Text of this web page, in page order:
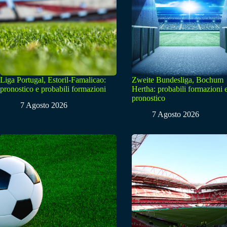
Liga Portugal, Estoril-Famalicao:
pronostico e probabili formazioni
7 Agosto 2026
Zweite Bundesliga, Bochum
Hertha: probabili formazioni
pronostico
7 Agosto 2026